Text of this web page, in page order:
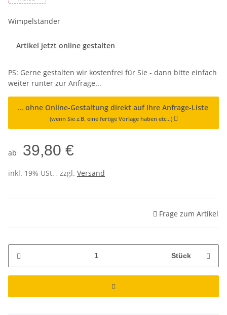
Wimpelständer
Artikel jetzt online gestalten
PS: Gerne gestalten wir kostenfrei für Sie - dann bitte einfach
weiter runter zur Anfrage...
... ohne Online-Gestaltung direkt auf Ihre Anfrage-Liste
(wenn Sie z.B. eine fertige Vorlage haben etc...)
ab 39,80 €
inkl. 19% USt. , zzgl. Versand
Frage zum Artikel
Stück